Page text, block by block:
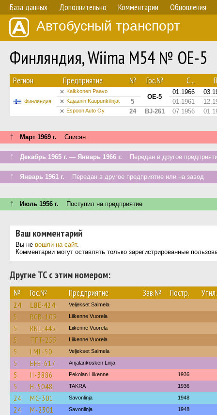
База данных Дополнительно Комментарии Обновления
Автобусный транспорт
Финляндия, Wiima M54 № OE-5
Регион Предприятие № Гос.№ С...
Финляндия
Kaikkonen Paavo
OE-5
01.1966
Kajaanin Kaupunkilinjat 5 01.1961
Espoon Auto Oy 24 BJ-261 07.1956
↑ Март 1969 г. Списан
↑ Декабрь 1965 г. — Январь 1966 г. Передан в другое
↑ Январь 1961 г. Передан в другое предприятие или на завод
↑ Июль 1956 г. Поступил на предприятие
Ваш комментарий
Вы не вошли на сайт.
Комментарии могут оставлять только зарегистрированные
Другие ТС с этим номером:
№ Гос.№ Предприятие Зав.№ Постр. Утил.
24 LBE-424 Veljekset Salmela
5 RCB-105 Liikenne Vuorela
5 RNL-445 Liikenne Vuorela
5 TFT-255 Liikenne Vuorela
5 LML-50 Veljekset Salmela
5 EFE-617 Anjalankosken Linja
5 H-3886 Pekolan Liikenne 1936
5 H-5048 TAKRA 1936
24 MC-301 Savonlinja 1948
24 M-2301 Savonlinja 1948